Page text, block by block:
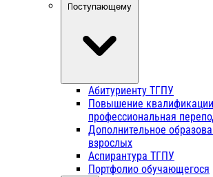
Поступающему
Абитуриенту ТГПУ
Повышение
профессиональная
Дополнительное
взрослых
Аспирантура ТГПУ
Портфолио обучающегося